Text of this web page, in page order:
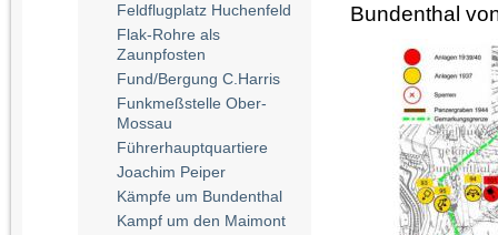
Feldflugplatz Huchenfeld
Flak-Rohre als
Zaunpfosten
Fund/Bergung C.Harris
Funkmeßstelle Ober-
Mossau
Führerhauptquartiere
Joachim Peiper
Kämpfe um Bundenthal
Kampf um den Maimont
Bundenthal